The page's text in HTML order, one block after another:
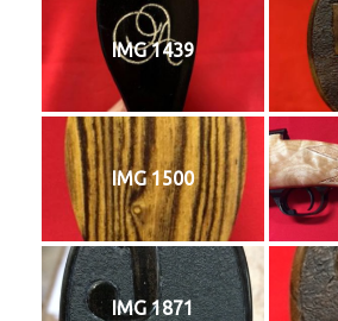
IMG 1439
IMG 1500
IMG 1871